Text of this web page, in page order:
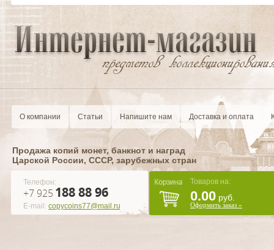
О компании Статьи Напишите нам Доставка и оплата
Продажа копий монет, банкнот и наград
Царской России, CCCР, зарубежных стран
Телефон:
+7 925 188 88 96
E-mail: copycoins77@mail.ru
Товаров на:
0.00 руб.
Оформить заказ »